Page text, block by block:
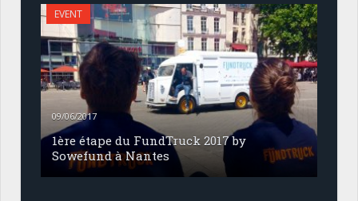
EVENT
09/06/2017
1ère étape du FundTruck 2017 by
Sowefund à Nantes